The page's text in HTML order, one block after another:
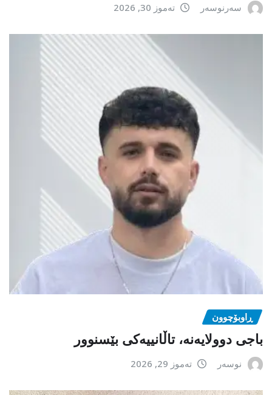
سەرنوسەر تەموز 30, 2026
ڕاوبۆچوون
باجی دوولایەنە، تاڵانییەکی بێسنوور
نوسەر تەموز 29, 2026